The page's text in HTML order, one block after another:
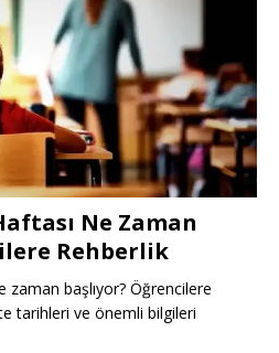
Ne Zaman
Rehberlik
zaman başlıyor? Öğrencilere
tarihleri ve önemli bilgileri